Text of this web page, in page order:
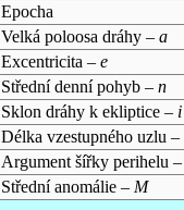
Epocha
Velká poloosa dráhy – a
Excentricita – e
Střední denní pohyb – n
Sklon dráhy k ekliptice – i
Délka vzestupného uzlu –
Argument šířky perihelu
Střední anomálie – M